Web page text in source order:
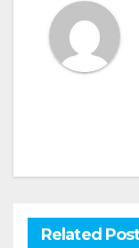
Related